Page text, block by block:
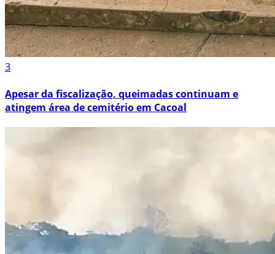
3
Apesar da fiscalização, queimadas continuam e
atingem área de cemitério em Cacoal